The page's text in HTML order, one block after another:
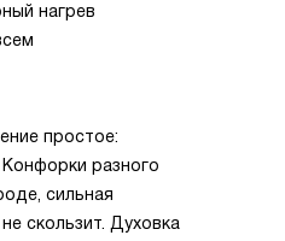
нагрев
простое:
разного
сильная
скользит. Духовка